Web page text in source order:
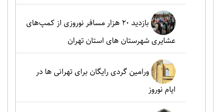
بازدید ۲۰ هزار مسافر نوروزی از کمپ‌های
عشایری شهرستان های استان تهران
ورامین گردی رایگان برای تهرانی ها در
ایام نوروز